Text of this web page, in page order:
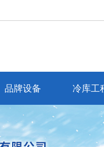
品牌设备 冷库工